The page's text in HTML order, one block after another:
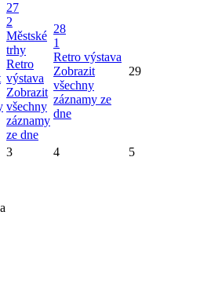
27
2
Městské
trhy
Retro
výstava
Zobrazit
všechny
záznamy
ze dne
28
1
Retro výstava
Zobrazit
všechny
záznamy ze
dne
29
3 4 5